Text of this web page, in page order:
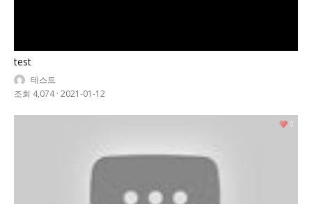
test
테스트
조회 4,074 · 2021-01-12
0